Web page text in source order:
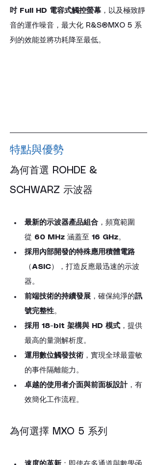
吋 Full HD 電容式觸控螢幕 ，以及極致靜
音的運作噪音，最大化 R&S®MXO 5 系
列的效能並將功耗降至最低。
特點與優勢
為何首選 ROHDE &
SCHWARZ 示波器
最新的示波器產品組合 ，頻寬範圍
從 60 MHz 涵蓋至 16 GHz。
採用內部開發的特殊應用積體電路
（ ASIC），打造反應最迅速的示波
器。
前端技術的持續發展 ，確保純淨的訊
號完整性。
採用 18-bit 架構與 HD 模式 ，提供
最高的量測解析度。
運用數位觸發技術 ，實現全球最靈敏
的事件隔離能力。
卓越的使用者介面與前面板設計，有
效簡化工作流程。
為何選擇 MXO 5 系列